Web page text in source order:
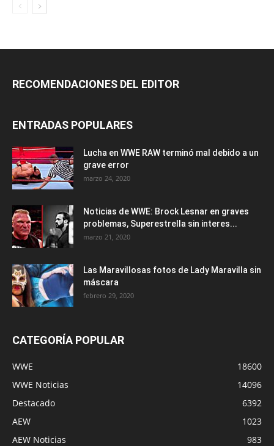
RECOMENDACIONES DEL EDITOR
ENTRADAS POPULARES
Lucha en WWE RAW terminó mal debido a un
grave error
marzo 24, 2020
Noticias de WWE: Brock Lesnar en graves
problemas, Superestrella sin interes...
marzo 21, 2020
Las Maravillosas fotos de Lady Maravilla sin
máscara
febrero 29, 2020
CATEGORÍA POPULAR
WWE
18600
WWE Noticias
14096
Destacado
6392
AEW
1023
AEW Noticias
983